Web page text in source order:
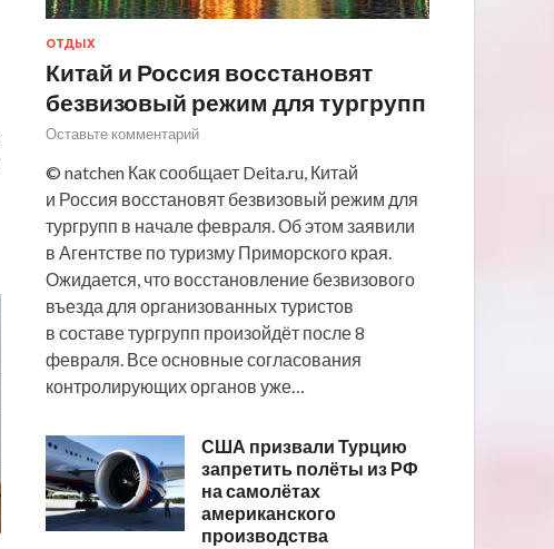
ОТДЫХ
Китай и Россия восстановят
безвизовый режим для тургрупп
Оставьте комментарий
© natchen Как сообщает Deita.ru, Китай
и Россия восстановят безвизовый режим для
тургрупп в начале февраля. Об этом заявили
в Агентстве по туризму Приморского края.
Ожидается, что восстановление безвизового
въезда для организованных туристов
в составе тургрупп произойдёт после 8
февраля. Все основные согласования
контролирующих органов уже…
США призвали Турцию
запретить полёты из РФ
на самолётах
американского
производства